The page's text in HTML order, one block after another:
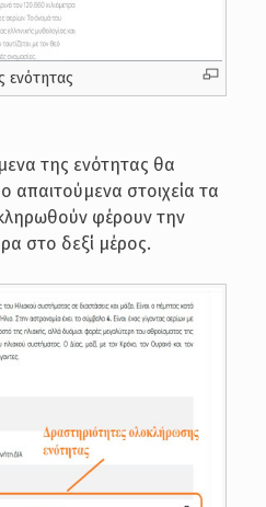
ενότητας
της ενότητας θα
απαιτούμενα στοιχεία τα
φέρουν την
στο δεξί μέρος.